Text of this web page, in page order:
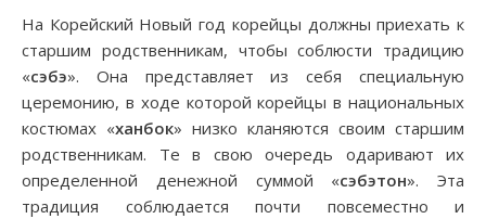
На Корейский Новый год корейцы должны приехать к
старшим родственникам, чтобы соблюсти традицию
«сэбэ». Она представляет из себя специальную
церемонию, в ходе которой корейцы в национальных
костюмах «ханбок» низко кланяются своим старшим
родственникам. Те в свою очередь одаривают их
определенной денежной суммой «сэбэтон». Эта
традиция соблюдается почти повсеместно и